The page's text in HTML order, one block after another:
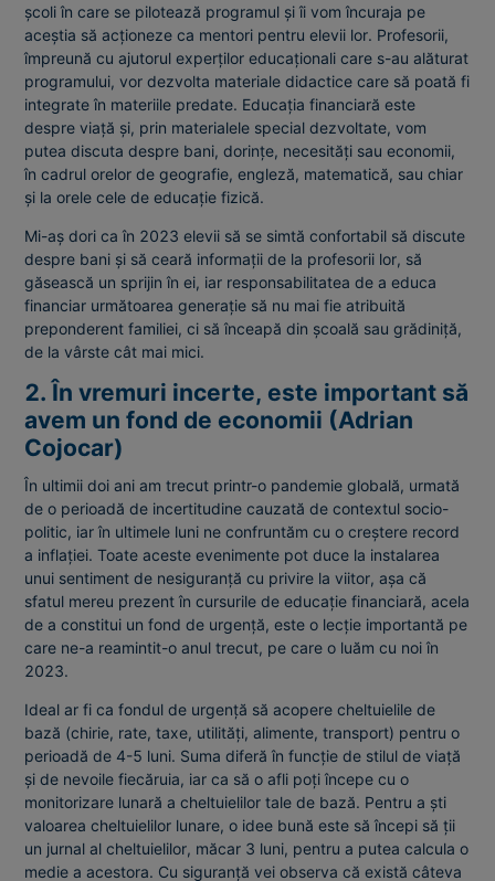
școli în care se pilotează programul și îi vom încuraja pe
aceștia să acționeze ca mentori pentru elevii lor. Profesorii,
împreună cu ajutorul experților educaționali care s-au alăturat
programului, vor dezvolta materiale didactice care să poată fi
integrate în materiile predate. Educația financiară este
despre viață și, prin materialele special dezvoltate, vom
putea discuta despre bani, dorințe, necesități sau economii,
în cadrul orelor de geografie, engleză, matematică, sau chiar
și la orele cele de educație fizică.
Mi-aș dori ca în 2023 elevii să se simtă confortabil să discute
despre bani și să ceară informații de la profesorii lor, să
găsească un sprijin în ei, iar responsabilitatea de a educa
financiar următoarea generație să nu mai fie atribuită
preponderent familiei, ci să înceapă din școală sau grădiniță,
de la vârste cât mai mici.
2. În vremuri incerte, este important să
avem un fond de economii (Adrian
Cojocar)
În ultimii doi ani am trecut printr-o pandemie globală, urmată
de o perioadă de incertitudine cauzată de contextul socio-
politic, iar în ultimele luni ne confruntăm cu o creștere record
a inflației. Toate aceste evenimente pot duce la instalarea
unui sentiment de nesiguranță cu privire la viitor, așa că
sfatul mereu prezent în cursurile de educație financiară, acela
de a constitui un fond de urgență, este o lecție importantă pe
care ne-a reamintit-o anul trecut, pe care o luăm cu noi în
2023.
Ideal ar fi ca fondul de urgență să acopere cheltuielile de
bază (chirie, rate, taxe, utilități, alimente, transport) pentru o
perioadă de 4-5 luni. Suma diferă în funcție de stilul de viață
și de nevoile fiecăruia, iar ca să o afli poți începe cu o
monitorizare lunară a cheltuielilor tale de bază. Pentru a ști
valoarea cheltuielilor lunare, o idee bună este să începi să ții
un jurnal al cheltuielilor, măcar 3 luni, pentru a putea calcula o
medie a acestora. Cu siguranță vei observa că există câteva